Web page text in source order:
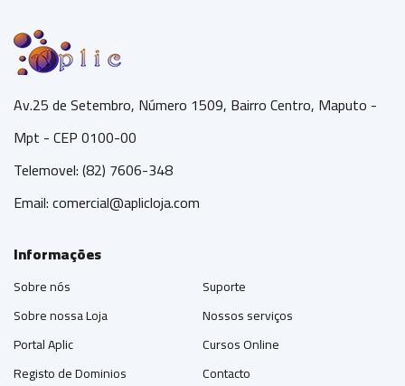
Av.25 de Setembro, Número 1509, Bairro Centro, Maputo -
Mpt - CEP 0100-00
Telemovel: (82) 7606-348
Email:comercial@aplicloja.com
Informações
Sobre nós
Sobre nossa Loja
Portal Aplic
Registo de Dominios
Suporte
Nossos serviços
Cursos Online
Contacto